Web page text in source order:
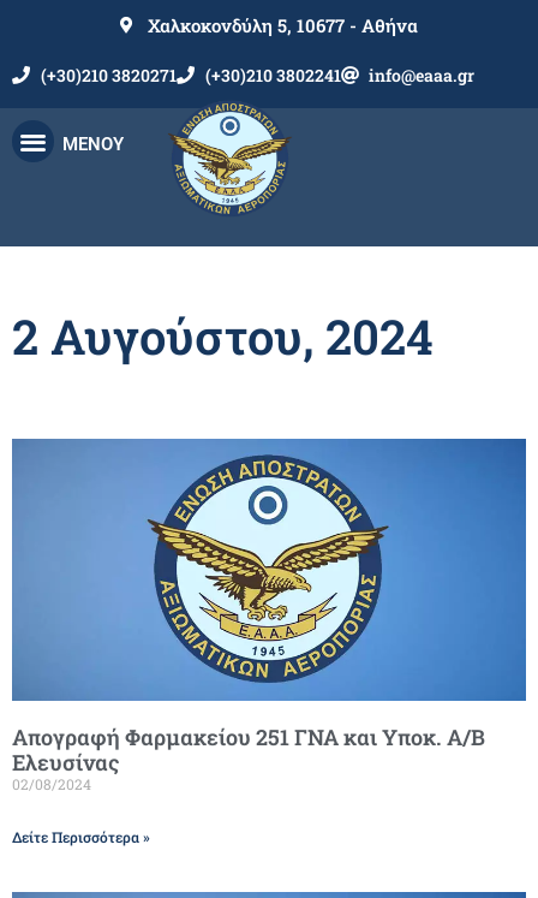
Χαλκοκονδύλη 5, 10677 - Αθήνα
(+30)210 3820271 (+30)210 3802241 info@eaaa.gr
ΜΕΝΟΥ
2 Αυγούστου, 2024
Απογραφή Φαρμακείου 251 ΓΝΑ και Υποκ. Α/Β
Ελευσίνας
02/08/2024
Δείτε Περισσότερα »